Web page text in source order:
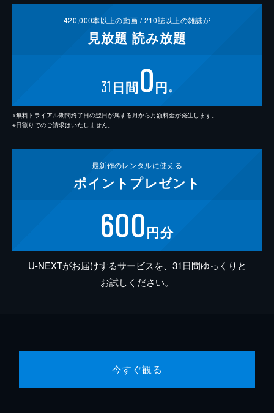
420,000本以上の動画 /210誌以上の雑誌が
見放題 読み放題
31 日間0円 ※
※無料トライアル期間終了日の翌日が属する月から月額料金が発生します。
※日割りでのご請求はいたしません。
最新作のレンタルに使える
ポイント プレゼント
600円分
U-NEXTがお届けするサービスを、31日間ゆっくりと
お試しください。
今すぐ観る